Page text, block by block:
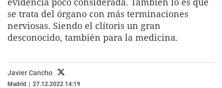
La rosa de los vientos
Gente viajera
Como el perro y el
Caso
Retornados
Equipo de
Extremadura
Galicia
La Rioja
Virales
Televisión
Elecciones
se trata del órgano con más terminaciones
nerviosas. Siendo el clítoris un gran
desconocido, también para la medicina.
Javier Cancho
Madrid 27.12.2022 14:19